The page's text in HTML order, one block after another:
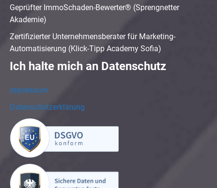
Geprüfter ImmoSchaden-Bewerter® (Sprengnetter
Akademie)
Zertifizierter Unternehmensberater für Marketing-
Automatisierung (Klick-Tipp Academy Sofia)
Ich halte mich an Datenschutz
Impressum
Datenschutzerklärung